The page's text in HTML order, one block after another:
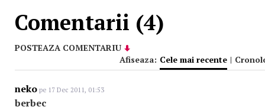
Comentarii (4)
POSTEAZA COMENTARIU
Afiseaza: Cele mai recente |
neko pe 17 Dec 2011, 01:53
berbec